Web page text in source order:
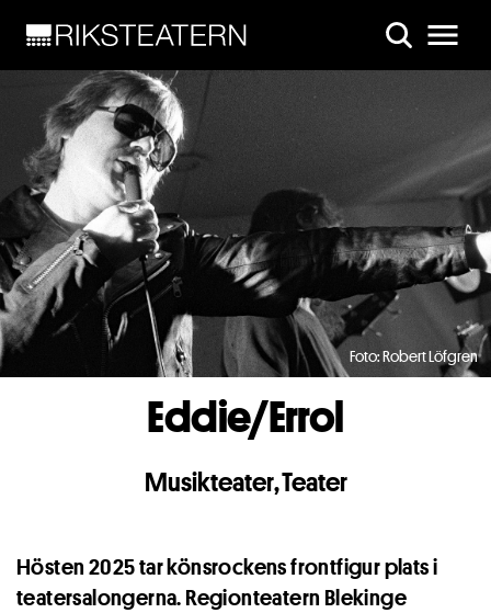
Foto: Robert Löfgren
Eddie/Errol
Musikteater,Teater
Hösten 2025 tar könsrockens frontfigur plats i
teatersalongerna. Regionteatern Blekinge